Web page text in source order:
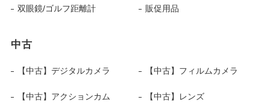
双眼鏡/ゴルフ距離計 販促用品
中古
【中古】デジタルカメラ 【中古】フィルムカメラ
【中古】アクションカム 【中古】レンズ